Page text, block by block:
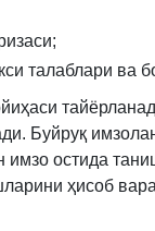
талаблари ва
Буйруқ
имзо остида
ҳисоб